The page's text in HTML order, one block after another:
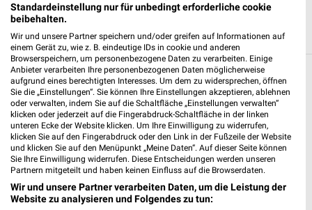
Weitere Kik Geschäfte mit Angeboten in und
um Bad Karlshafen
5 Geschäfte und Orte
Kik Angebote in Borgentreich
Borgentreich, Deutschland
Standardeinstellung nur für unbedingt erforderliche cookie
beibehalten.
Wir und unsere Partner speichern und/oder greifen auf Informationen auf
einem Gerät zu, wie z. B. eindeutige IDs in cookie und anderen
Browserspeichern, um personenbezogene Daten zu verarbeiten. Einige
Anbieter verarbeiten Ihre personenbezogenen Daten möglicherweise
aufgrund eines berechtigten Interesses. Um dem zu widersprechen, öffnen
Sie die „Einstellungen“. Sie können Ihre Einstellungen akzeptieren, ablehnen
oder verwalten, indem Sie auf die Schaltfläche „Einstellungen verwalten“
klicken oder jederzeit auf die Fingerabdruck-Schaltfläche in der linken
unteren Ecke der Website klicken. Um Ihre Einwilligung zu widerrufen,
klicken Sie auf den Fingerabdruck oder den Link in der Fußzeile der Website
und klicken Sie auf den Menüpunkt „Meine Daten“. Auf dieser Seite können
Sie Ihre Einwilligung widerrufen. Diese Entscheidungen werden unseren
Partnern mitgeteilt und haben keinen Einfluss auf die Browserdaten.
Wir und unsere Partner verarbeiten Daten, um die Leistung der
Website zu analysieren und Folgendes zu tun: